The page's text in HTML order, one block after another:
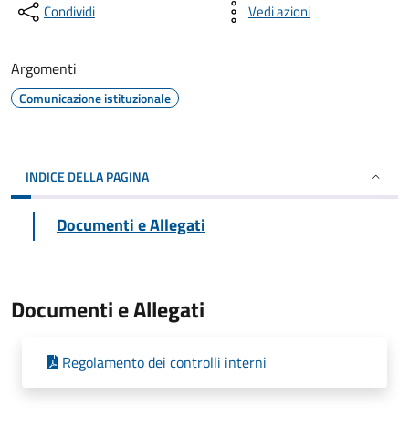
Condividi Vedi azioni
Argomenti
Comunicazione istituzionale
INDICE DELLA PAGINA
Documenti e Allegati
Documenti e Allegati
Regolamento dei controlli interni